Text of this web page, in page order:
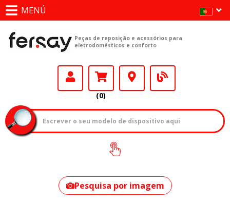
MENÚ
Peças de reposição e acessórios para
eletrodomésticos e conforto
(0)
Como encontrar
o seu modelo?
Pesquisa por imagem